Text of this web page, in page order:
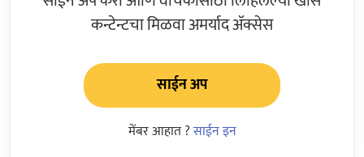
कन्टेन्टचा मिळवा अमर्याद ॲक्सेस
साईन अप
मेंबर आहात ?साईन इन